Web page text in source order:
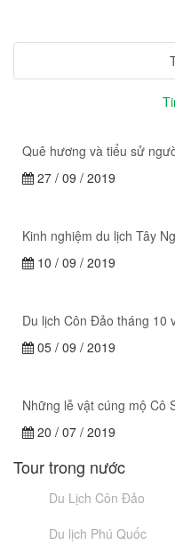
Quê hương và tiểu sử
27 / 09 / 2019
Kinh nghiệm du lịch Tây
10 / 09 / 2019
Du lịch Côn Đảo tháng 10
05 / 09 / 2019
Những lễ vật cúng mộ Cô
20 / 07 / 2019
Tour trong nước
Du Lịch Côn Đảo
Du lịch Phú Quốc